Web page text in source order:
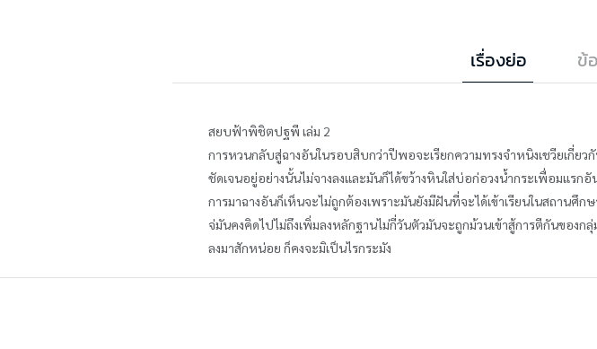
เรื่องย่อ ข้
สยบฟ้าพิชิตปฐพี เล่ม 2
การหวนกลับสู่ฉางอันในรอบสิบกว่าปีพอจะเรียกความทรงจำหนิงเชวียเกี่ย
ชัดเจนอยู่อย่างนั้นไม่จางลงและมันก็ได้ขว้างหินใส่บ่อก่อวงน้ำกระเพื่อมแร
การมาฉางอันก็เห็นจะไม่ถูกต้องเพราะมันยังมีฝันที่จะได้เข้าเรียนในสถาน
จ่มันคงคิดไปไม่ถึงเพิ่มลงหลักฐานไม่กี่วันตัวมันจะถูกม้วนเข้าสู้การตีกันของ
ลงมาสักหน่อย ก็คงจะมิเป็นไรกระมัง